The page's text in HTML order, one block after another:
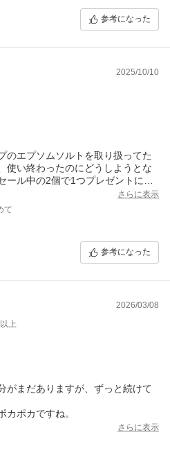
参考になった
2025/10/10
のエプソムソルトを取り扱ってた
使い終わったのにどうしようとな
ール中の2個で1つプレゼントに惹
でがパウダータイプだったので、
ークタイプだったことです。先
が問題は特になく、エプソムソル
たので非常に満足です。
さらに表示
て
参考になった
2026/03/08
上
がまだありますが、ずっと続けて
カポカですね。
さらに表示